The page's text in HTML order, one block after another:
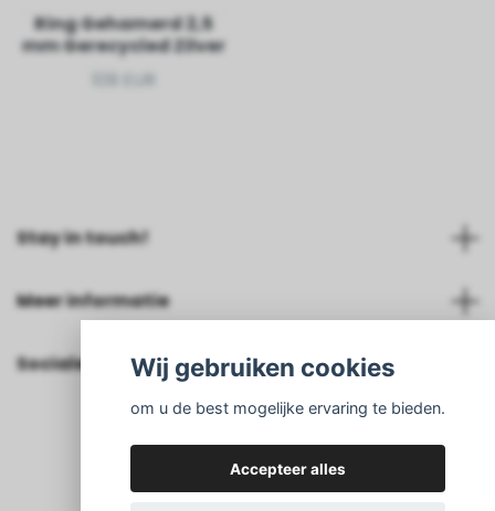
Ring Gehamerd 2,5
mm Gerecycled Zilver
109 EUR
Stay in touch!
Meer informatie
Sociale mediaWij gebruiken cookies
om u de best mogelijke ervaring te bieden.
Accepteer alles